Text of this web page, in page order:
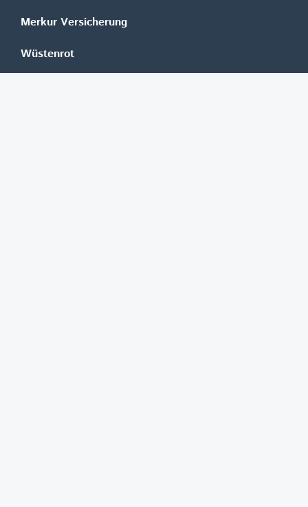
Merkur Versicherung
Wüstenrot